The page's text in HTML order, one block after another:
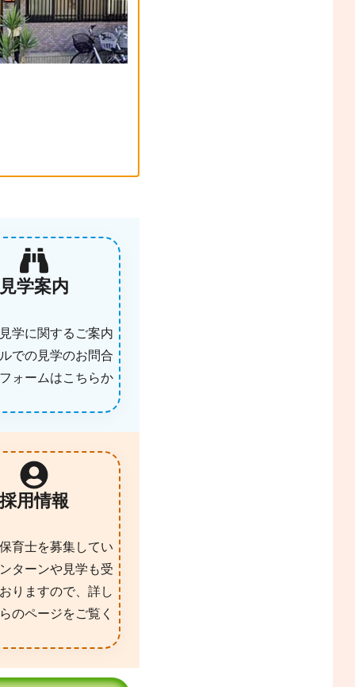
学案内
学に関するご案内
での見学のお問合
ォームはこちらか
用情報
育士を募集してい
ターンや見学も受
りますので、詳し
のページをご覧く